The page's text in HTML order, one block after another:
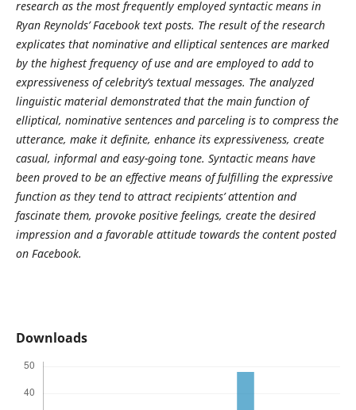
research as the most frequently employed syntactic means in
Ryan Reynolds’ Facebook text posts. The result of the research
explicates that nominative and elliptical sentences are marked
by the highest frequency of use and are employed to add to
expressiveness of celebrity’s textual messages. The analyzed
linguistic material demonstrated that the main function of
elliptical, nominative sentences and parceling is to compress the
utterance, make it definite, enhance its expressiveness, create
casual, informal and easy-going tone. Syntactic means have
been proved to be an effective means of fulfilling the expressive
function as they tend to attract recipients’ attention and
fascinate them, provoke positive feelings, create the desired
impression and a favorable attitude towards the content posted
on Facebook.
Downloads